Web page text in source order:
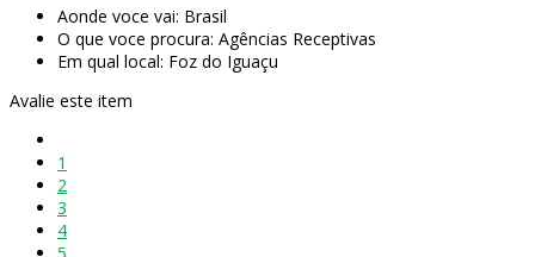
Aonde voce vai: Brasil
O que voce procura: Agências Receptivas
Em qual local: Foz do Iguaçu
Avalie este item
1
2
3
4